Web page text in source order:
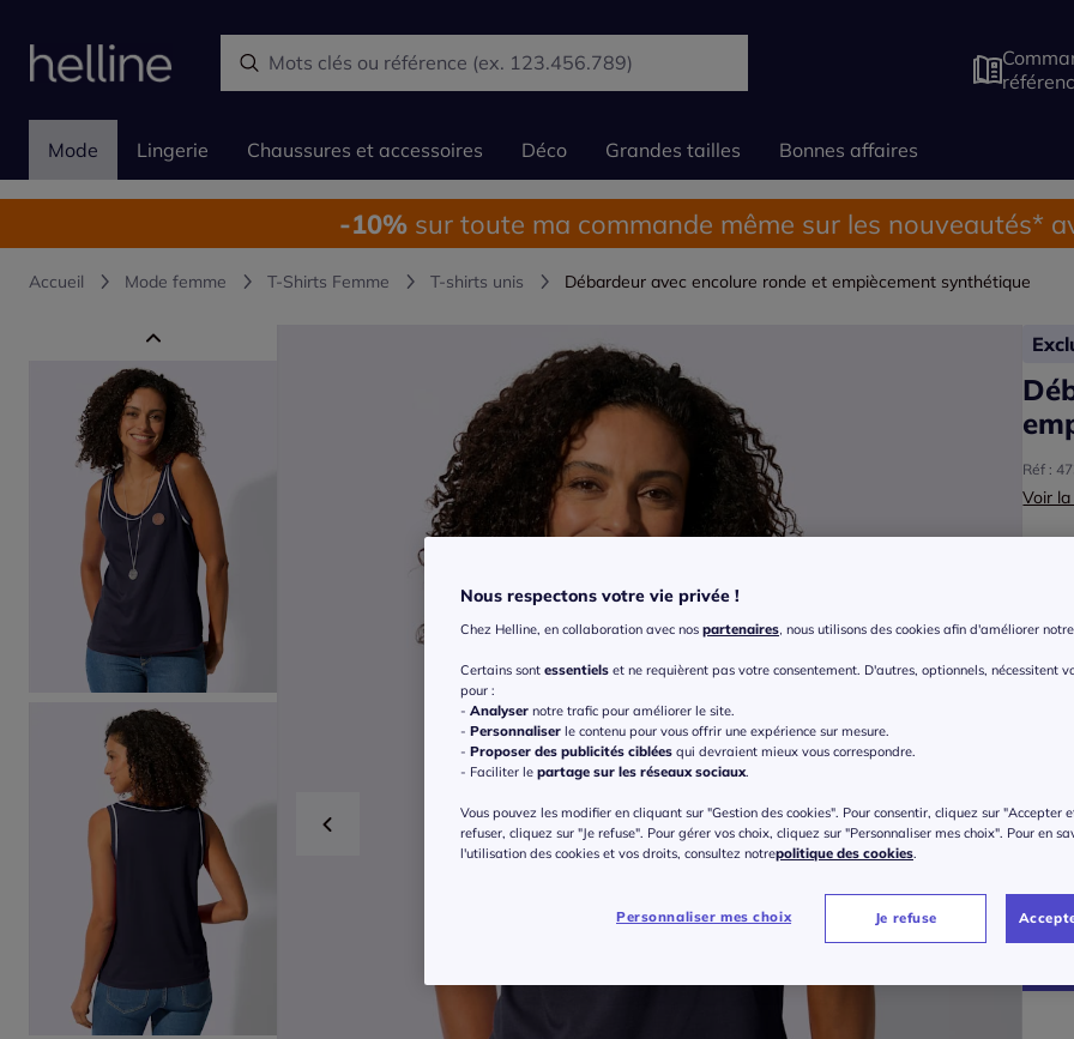
Mode Lingerie Chaussures et accessoires Déco Grandes tailles Bonnes affaires
-10% sur toute ma commande même sur les nouveautés*
Accueil Mode femme T-Shirts Femme T-shirts unis Débardeur avec encolure ronde et empiècement synthétique
Réf :
Voir
38
30
Nous respectons votre vie privée !
Chez Helline, en collaboration avec nos partenaires, nous utilisons des cookies afin d'améliorer
Certains sont essentiels et ne requièrent pas votre consentement. D'autres, optionnels, nécessitent
pour :
- Analyser notre trafic pour améliorer le site.
- Personnaliser le contenu pour vous offrir une expérience sur mesure.
- Proposer des publicités ciblées qui devraient mieux vous correspondre.
- Faciliter le partage sur les réseaux sociaux.
Vous pouvez les modifier en cliquant sur "Gestion des cookies". Pour consentir, cliquez sur "Accepter
refuser, cliquez sur "Je refuse". Pour gérer vos choix, cliquez sur "Personnaliser mes choix". Pour en
l'utilisation des cookies et vos droits, consultez notrepolitique des cookies.
Personnaliser mes choix Je refuse